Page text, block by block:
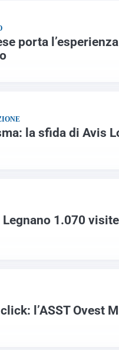
porta
la sfida di Avis
1.070
l’ASST Ovest